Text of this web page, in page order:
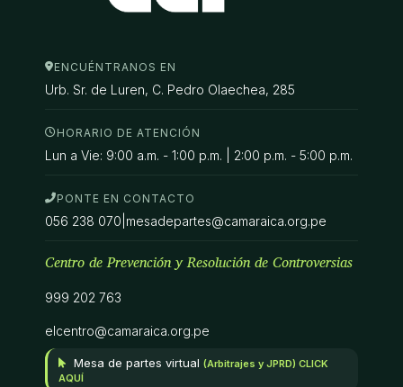
ENCUÉNTRANOS EN
Urb. Sr. de Luren, C. Pedro Olaechea, 285
HORARIO DE ATENCIÓN
Lun a Vie: 9:00 a.m. - 1:00 p.m. | 2:00 p.m. - 5:00 p.m.
PONTE EN CONTACTO
056 238 070 mesadepartes@camaraica.org.pe
Centro de Prevención y Resolución de Controversias
999 202 763
elcentro@camaraica.org.pe
Mesa de partes virtual (Arbitrajes y JPRD) CLICK
AQUÍ